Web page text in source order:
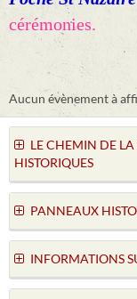
cérémonies.
Aucun évènement à
LE CHEMIN DE
HISTORIQUES
PANNEAUX
INFORMATIONS